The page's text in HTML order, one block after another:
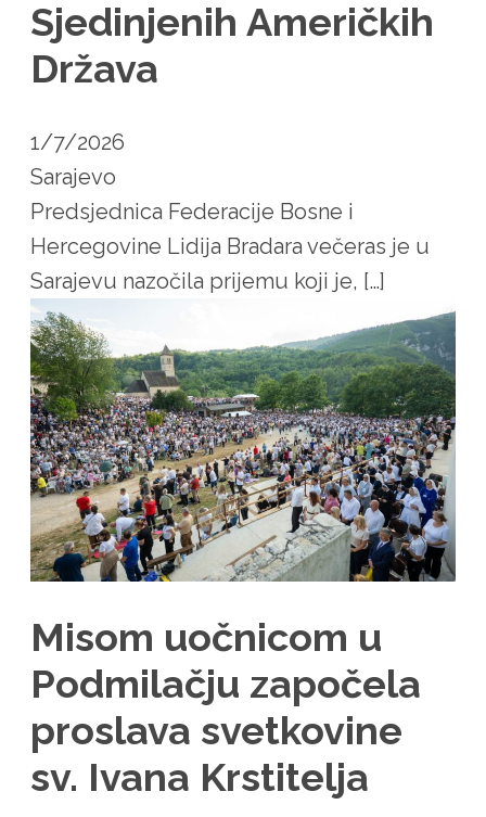
Sjedinjenih Američkih
Država
1/7/2026
Sarajevo
Predsjednica Federacije Bosne i
Hercegovine Lidija Bradara večeras je u
Sarajevu nazočila prijemu koji je, […]
Misom uočnicom u
Podmilačju započela
proslava svetkovine
sv. Ivana Krstitelja